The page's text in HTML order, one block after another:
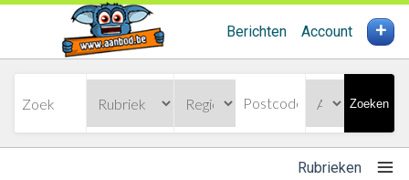
Berichten Account +
Zoeken
Rubrieken